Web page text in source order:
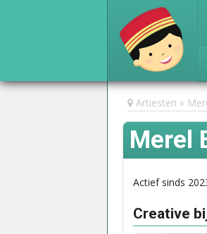
Artiesten
Merel
Actief sinds
Creative